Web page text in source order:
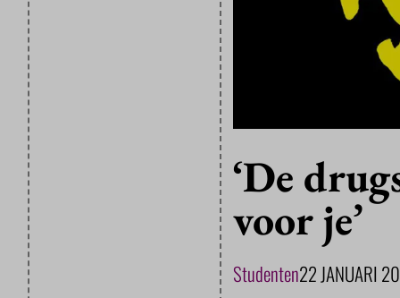
‘De
voor je’
Studenten22 JANUARI